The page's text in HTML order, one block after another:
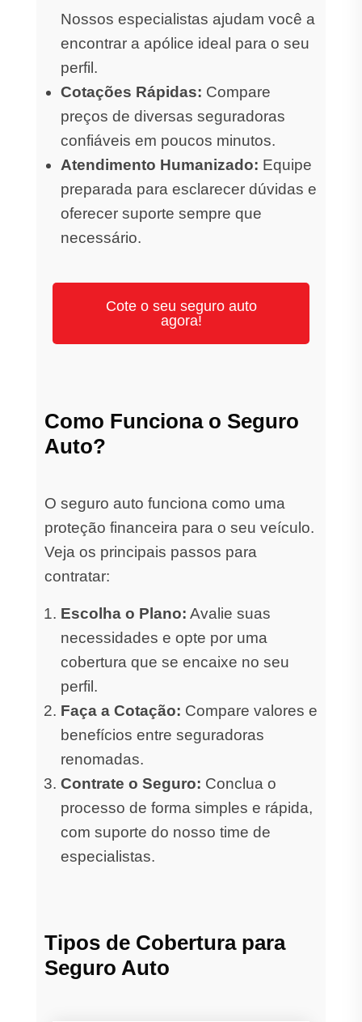
Nossos especialistas ajudam você a
encontrar a apólice ideal para o seu
perfil.
Cotações Rápidas: Compare
preços de diversas seguradoras
confiáveis em poucos minutos.
Atendimento Humanizado: Equipe
preparada para esclarecer dúvidas e
oferecer suporte sempre que
necessário.
Cote o seu seguro auto
agora!
Como Funciona o Seguro
Auto?
O seguro auto funciona como uma
proteção financeira para o seu veículo.
Veja os principais passos para
contratar:
Escolha o Plano: Avalie suas
necessidades e opte por uma
cobertura que se encaixe no seu
perfil.
Faça a Cotação: Compare valores e
benefícios entre seguradoras
renomadas.
Contrate o Seguro: Conclua o
processo de forma simples e rápida,
com suporte do nosso time de
especialistas.
Tipos de Cobertura para
Seguro Auto